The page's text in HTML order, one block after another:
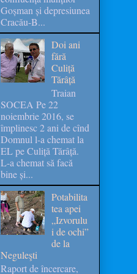
Goșman și depresiunea
Cracău-B...
Doi ani
fără
Culiță
Tărâță
Traian
SOCEA Pe 22
noiembrie 2016, se
împlinesc 2 ani de cînd
Domnul l-a chemat la
EL pe Culiță Tărâță.
L-a chemat să facă
bine și...
Potabilita
tea apei
„Izvorulu
i de ochi”
de la
Neguleşti
Raport de încercare,